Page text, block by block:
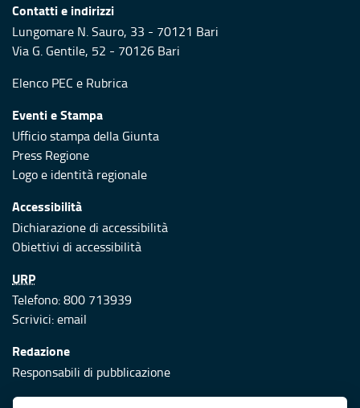
Contatti e indirizzi
Lungomare N. Sauro, 33 - 70121 Bari
Via G. Gentile, 52 - 70126 Bari
Elenco PEC e Rubrica
Eventi e Stampa
Ufficio stampa della Giunta
Press Regione
Logo e identità regionale
Accessibilità
Dichiarazione di accessibilità
Obiettivi di accessibilità
URP
Telefono: 800 713939
Scrivici:email
Redazione
Responsabili di pubblicazione
Protezione civile